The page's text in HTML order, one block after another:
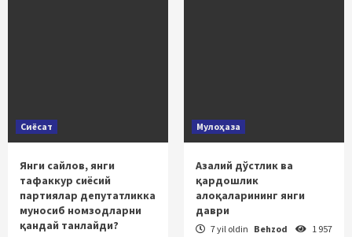
Сиёсат
Янги сайлов, янги
тафаккур сиёсий
партиялар депутатликка
муносиб номзодларни
қандай танлайди?
Мулоҳаза
Азалий дўстлик ва
қардошлик
алоқаларининг янги
даври
7 yil oldin Behzod 1 957